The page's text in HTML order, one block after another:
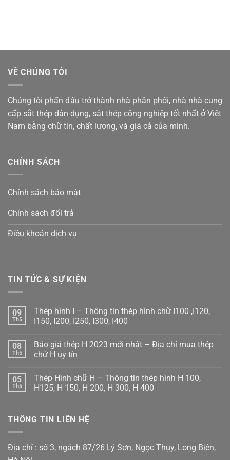
VỀ CHÚNG TÔI
Chúng tôi phấn đấu trở thành nhà phân phối, nhà nhà cung
cấp sắt thép dân dụng, sắt thép công nghiệp tốt nhất ở Việt
Nam bằng chữ tín, chất lượng, và giá cả của mình.
CHÍNH SÁCH
Chính sách bảo mật
Chính sách đổi trả
Điều khoản dịch vụ
TIN TỨC & SỰ KIỆN
09
Th5
Thép hình I – Thông tin thép hình chữ I100 ,I120,
I150, I200, I250, I300, I400
bình
luận
ở
–
Thông
chữ
I100
I200,
I250,
08
Th5
Báo giá thép H 2023 mới nhất – Địa chỉ mua thép
chữ H uy tín
bình
luận
ở
H
2023
–
Địa
05
Th5
Thép Hình chữ H – Thông tin thép hình H 100,
H125, H 150, H 200, H 300, H 400
luận
ở
chữ
H
THÔNG TIN LIÊN HỆ
Địa chỉ : số 3, ngách 87/26 Lý Sơn, Ngọc Thụy, Long Biên,